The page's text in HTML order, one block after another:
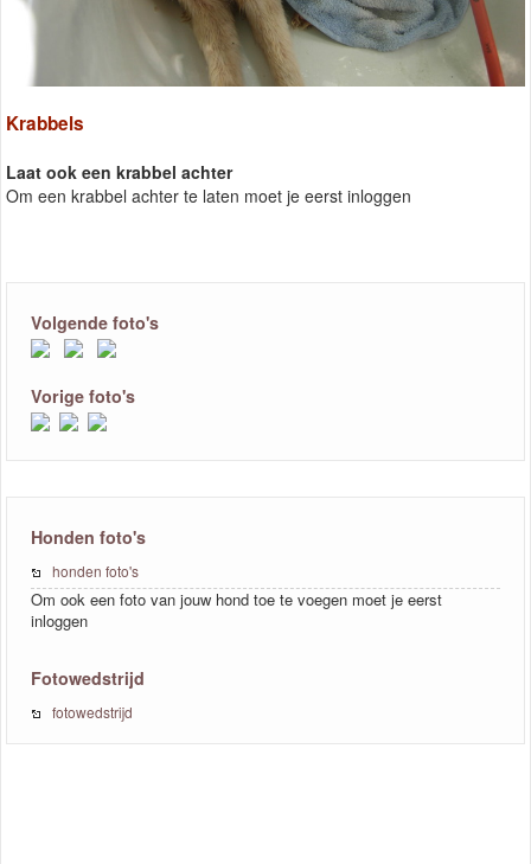
Krabbels
Laat ook een krabbel achter
Om een krabbel achter te laten moet je eerst inloggen
Volgende foto's
Vorige foto's
Honden foto's
honden foto's
Om ook een foto van jouw hond toe te voegen moet je eerst
inloggen
Fotowedstrijd
fotowedstrijd